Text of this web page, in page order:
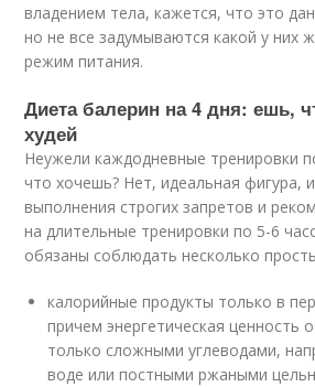
владением тела, кажется, что это
но не все задумываются какой у них
режим питания.
Диета балерин на 4 дня: ешь,
худей
Неужели каждодневные тренировки
что хочешь? Нет, идеальная фигура,
выполнения строгих запретов и
на длительные тренировки по 5-6
обязаны соблюдать несколько
калорийные продукты только в
причем энергетическая ценность
только сложными углеводами,
воде или постными ржаными